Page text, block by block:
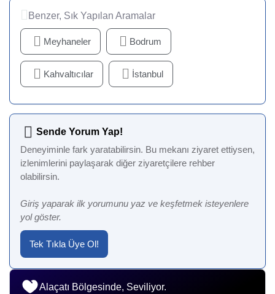
Benzer, Sık Yapılan Aramalar
Meyhaneler Bodrum
Kahvaltıcılar İstanbul
Sende Yorum Yap!
Deneyiminle fark yaratabilirsin. Bu mekanı ziyaret ettiysen,
izlenimlerini paylaşarak diğer ziyaretçilere rehber
olabilirsin.
Giriş yaparak ilk yorumunu yaz ve keşfetmek isteyenlere
yol göster.
Tek Tıkla Üye Ol!
Alaçatı Bölgesinde, Seviliyor.